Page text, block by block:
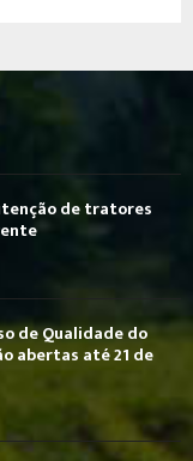
de tratores
de Qualidade do
abertas até 21 de